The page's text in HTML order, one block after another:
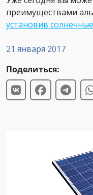
21 января 2017
Поделиться:
преимуществами
установив